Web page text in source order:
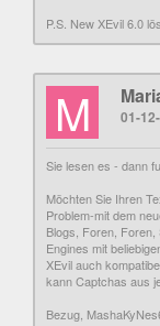
P.S. New XEvil 6.0
M 01-
Sie lesen es - dann
Möchten Sie Ihren
Problem-mit dem
Blogs, Foren,
Engines mit
XEvil auch
kann Captchas aus
Bezug,